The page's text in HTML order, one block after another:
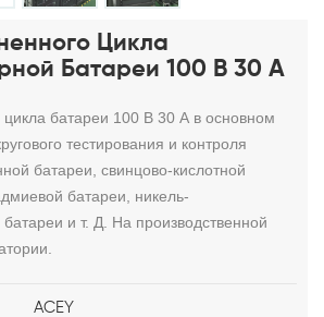
Цикла
Батареи 100 В 30 А
цикла батареи 100 В 30 А в основном
тестирования и контроля
батареи, свинцово-кислотной
батареи, никель-
и т. Д. На производственной
ACEY